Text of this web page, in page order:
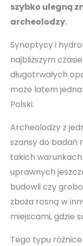
szybko ulegną
archeolodzy.
Synoptycy i
najbliższym
długotrwałych
może latem
Polski.
Archeolodzy z
szansy do badań
takich
uprawnych
budowli czy
zboża rosną w
miejscami, gdzie
Tego typu